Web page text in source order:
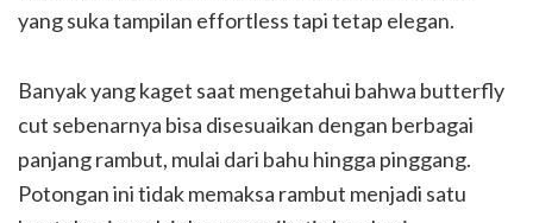
yang suka tampilan effortless tapi tetap elegan.
Banyak yang kaget saat mengetahui bahwa butterfly
cut sebenarnya bisa disesuaikan dengan berbagai
panjang rambut, mulai dari bahu hingga pinggang.
Potongan ini tidak memaksa rambut menjadi satu